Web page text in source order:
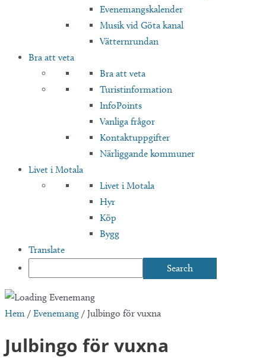
Evenemangskalender
Musik vid Göta kanal
Vätternrundan
Bra att veta
Bra att veta
Turistinformation
InfoPoints
Vanliga frågor
Kontaktuppgifter
Närliggande kommuner
Livet i Motala
Livet i Motala
Hyr
Köp
Bygg
Translate
Hem / Evenemang / Julbingo för vuxna
Julbingo för vuxna